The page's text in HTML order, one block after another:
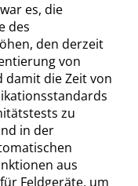
es, die
des
den derzeit
von
damit die Zeit von
zu
in der
aus
Feldgeräte, um